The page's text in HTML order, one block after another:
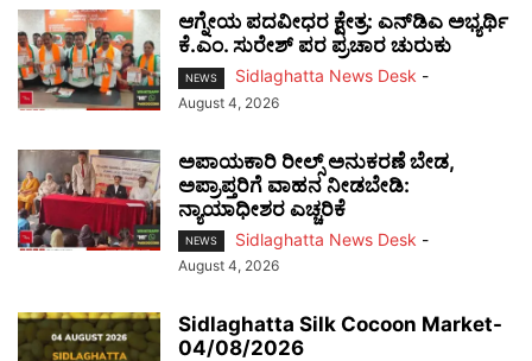
ಆಗ್ನೇಯ ಪದವೀಧರ ಕ್ಷೇತ್ರ: ಎನ್‌ಡಿಎ ಅಭ್ಯರ್ಥಿ
ಕೆ.ಎಂ. ಸುರೇಶ್ ಪರ ಪ್ರಚಾರ ಚುರುಕು
NEWS Sidlaghatta News Desk -
August 4, 2026
ಅಪಾಯಕಾರಿ ರೀಲ್ಸ್ ಅನುಕರಣೆ ಬೇಡ,
ಅಪ್ರಾಪ್ತರಿಗೆ ವಾಹನ ನೀಡಬೇಡಿ:
ನ್ಯಾಯಾಧೀಶರ ಎಚ್ಚರಿಕೆ
NEWS Sidlaghatta News Desk -
August 4, 2026
Sidlaghatta Silk Cocoon Market-
04/08/2026